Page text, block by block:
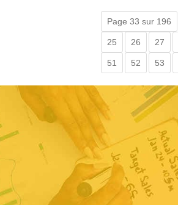
Page 33 sur 196
25 26 27
51 52 53